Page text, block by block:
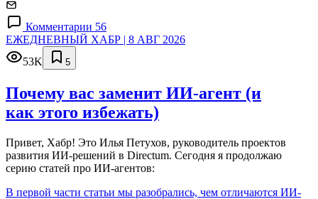
Комментарии 56
ЕЖЕДНЕВНЫЙ ХАБР | 8 АВГ 2026
53K
5
Почему вас заменит ИИ‑агент (и
как этого избежать)
Привет, Хабр! Это Илья Петухов, руководитель проектов
развития ИИ-решений в Directum. Сегодня я продолжаю
серию статей про ИИ-агентов:
В первой части статьи мы разобрались, чем отличаются ИИ-